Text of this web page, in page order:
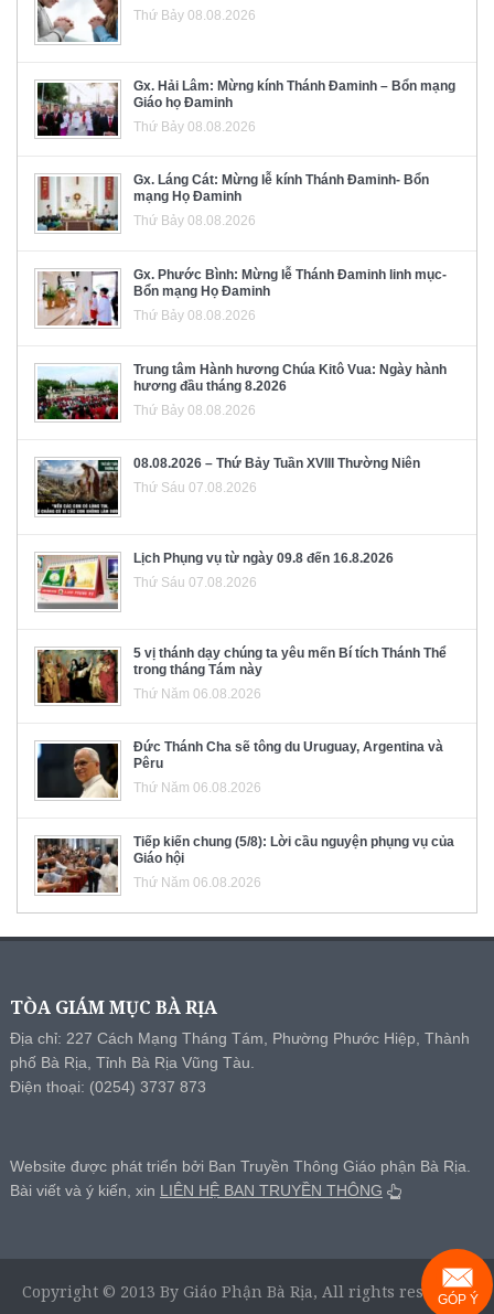
Thứ Bảy 08.08.2026
Gx. Hải Lâm: Mừng kính Thánh Đaminh – Bổn mạng
Giáo họ Đaminh
Thứ Bảy 08.08.2026
Gx. Láng Cát: Mừng lễ kính Thánh Đaminh- Bổn
mạng Họ Đaminh
Thứ Bảy 08.08.2026
Gx. Phước Bình: Mừng lễ Thánh Đaminh linh mục-
Bổn mạng Họ Đaminh
Thứ Bảy 08.08.2026
Trung tâm Hành hương Chúa Kitô Vua: Ngày hành
hương đầu tháng 8.2026
Thứ Bảy 08.08.2026
08.08.2026 – Thứ Bảy Tuần XVIII Thường Niên
Thứ Sáu 07.08.2026
Lịch Phụng vụ từ ngày 09.8 đến 16.8.2026
Thứ Sáu 07.08.2026
5 vị thánh dạy chúng ta yêu mến Bí tích Thánh Thể
trong tháng Tám này
Thứ Năm 06.08.2026
Đức Thánh Cha sẽ tông du Uruguay, Argentina và
Pêru
Thứ Năm 06.08.2026
Tiếp kiến chung (5/8): Lời cầu nguyện phụng vụ của
Giáo hội
Thứ Năm 06.08.2026
TÒA GIÁM MỤC BÀ RỊA
Địa chỉ: 227 Cách Mạng Tháng Tám, Phường Phước Hiệp, Thành
phố Bà Rịa, Tỉnh Bà Rịa Vũng Tàu.
Điện thoại: (0254) 3737 873
Website được phát triển bởi Ban Truyền Thông Giáo phận Bà Rịa.
Bài viết và ý kiến, xin LIÊN HỆ BAN TRUYỀN THÔNG
Copyright © 2013 By Giáo Phận Bà Rịa, All rights reserved.
GÓP Ý